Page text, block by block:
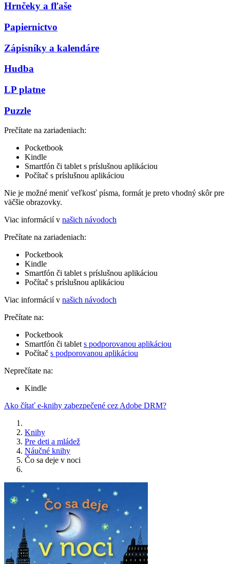
Hrnčeky a fľaše
Papiernictvo
Zápisníky a kalendáre
Hudba
LP platne
Puzzle
Prečítate na zariadeniach:
Pocketbook
Kindle
Smartfón či tablet s príslušnou aplikáciou
Počítač s príslušnou aplikáciou
Nie je možné meniť veľkosť písma, formát je preto vhodný skôr pre
väčšie obrazovky.
Viac informácií v našich návodoch
Prečítate na zariadeniach:
Pocketbook
Kindle
Smartfón či tablet s príslušnou aplikáciou
Počítač s príslušnou aplikáciou
Viac informácií v našich návodoch
Prečítate na:
Pocketbook
Smartfón či tablet s podporovanou aplikáciou
Počítač s podporovanou aplikáciou
Neprečítate na:
Kindle
Ako čítať e-knihy zabezpečené cez Adobe DRM?
Knihy
Pre deti a mládež
Náučné knihy
Čo sa deje v noci